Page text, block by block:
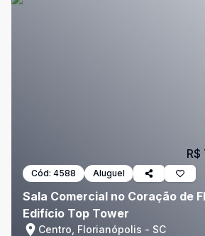
Cód: 4588 Aluguel
Sala Comercial no Coração de
Edifício Top Tower
Centro, Florianópolis - SC